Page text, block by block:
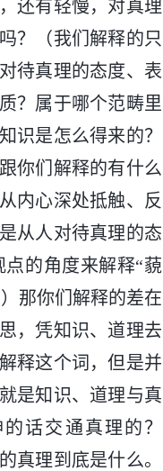
还有轻慢，对真理
？（我们解释的只
待真理的态度、表
？属于哪个范畴里
识是怎么得来的？
你们解释的有什么
内心深处抵触、反
从人对待真理的态
的角度来解释“藐
那你们解释的差在
，凭知识、道理去
释这个词，但是并
是知识、道理与真
话交通真理的？
真理到底是什么。